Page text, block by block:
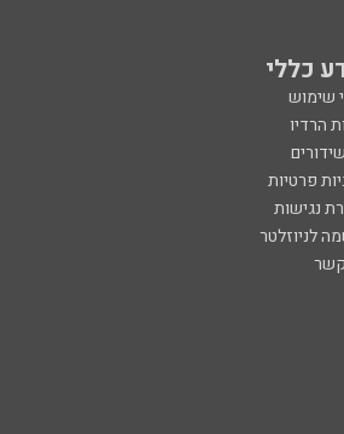
כללי
שימוש
הרדיו
פרטיות
נגישות
לניוזלטר